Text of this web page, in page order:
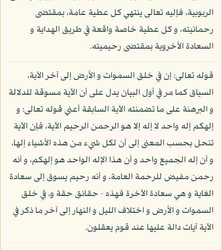
الربوبية، فإليه تعالى ينتهي كل عطية عامة، بمقتضى
رحمانيته، و كل عطية خاصة واقعة في طريق الهداية و
السعادة الأخروية بمقتضى رحيميته.
قوله تعالى: إن في خلق السموات و الأرض إلى آخر الآية،
السياق كما مر في أول البيان يدل على أن الآية مسوقة للدلالة
و البرهنة على ما تضمنته الآية السابقة أعني قوله تعالى: و
إلهكم إله واحد لا إله إلا هو الرحمن الرحيم الآية، فإن الآية
تنحل بحسب المعنى إلى أن لكل شيء من هذه الأشياء إلها،
و أن إله الجميع واحد و أن هذا الإله الواحد هو إلهكم، و أنه
رحمن مفيض للرحمة العامة، و أنه رحيم يسوق إلى سعادة
الغاية و هي سعادة الآخرة فهذه - حقائق حقة و، في خلق
السموات و الأرض و اختلاف الليل و النهار إلى آخر ما ذكر في
الآية آيات دالة عليها عند قوم يعقلون.